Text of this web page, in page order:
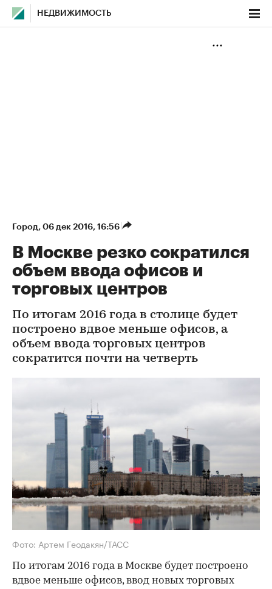
НЕДВИЖИМОСТЬ
Город⁠, 06 дек 2016, 16:56
В Москве резко сократился
объем ввода офисов и
торговых центров
По итогам 2016 года в столице будет
построено вдвое меньше офисов, а
объем ввода торговых центров
сократится почти на четверть
Фото: Артем Геодакян/ТАСС
По итогам 2016 года в Москве будет построено
вдвое меньше офисов, ввод новых торговых